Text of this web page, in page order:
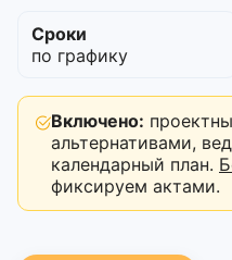
Сроки
по графику
Включено:
альтернативами,
календарный план.
фиксируем актами.